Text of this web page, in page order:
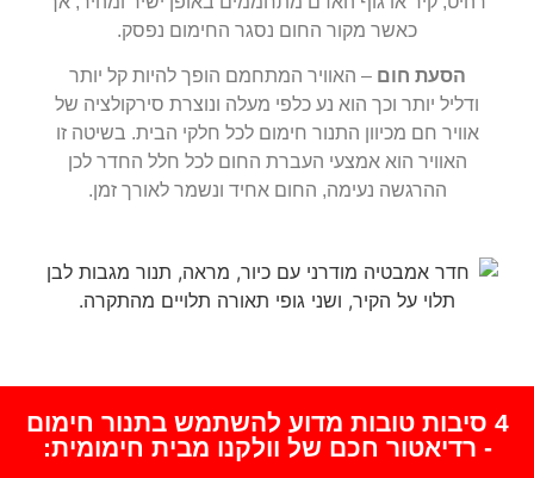
כאשר מקור החום נסגר החימום נפסק.
הסעת חום – האוויר המתחמם הופך להיות קל יותר
ודליל יותר וכך הוא נע כלפי מעלה ונוצרת סירקולציה של
אוויר חם מכיוון התנור חימום לכל חלקי הבית. בשיטה זו
האוויר הוא אמצעי העברת החום לכל חלל החדר לכן
ההרגשה נעימה, החום אחיד ונשמר לאורך זמן.
4 סיבות טובות מדוע להשתמש בתנור חימום
- רדיאטור חכם של וולקנו מבית חימומית: